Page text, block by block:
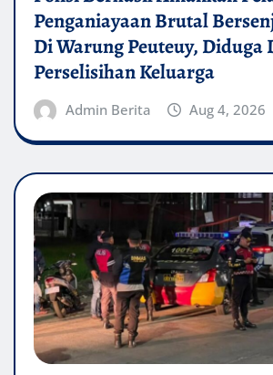
Penganiayaan Brutal
Di Warung Peuteuy, Diduga
Perselisihan Keluarga
Admin Berita Aug 4, 2026